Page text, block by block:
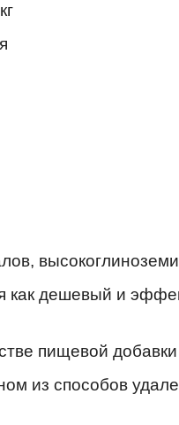
как дешевый и
пищевой
из способов